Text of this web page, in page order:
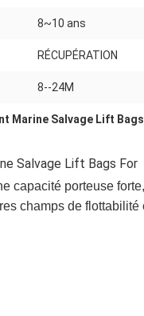
8~10 ans
RÉCUPÉRATION
8--24M
Marine Salvage Lift Bags
Salvage Lift Bags For
capacité porteuse
champs de flottabilité